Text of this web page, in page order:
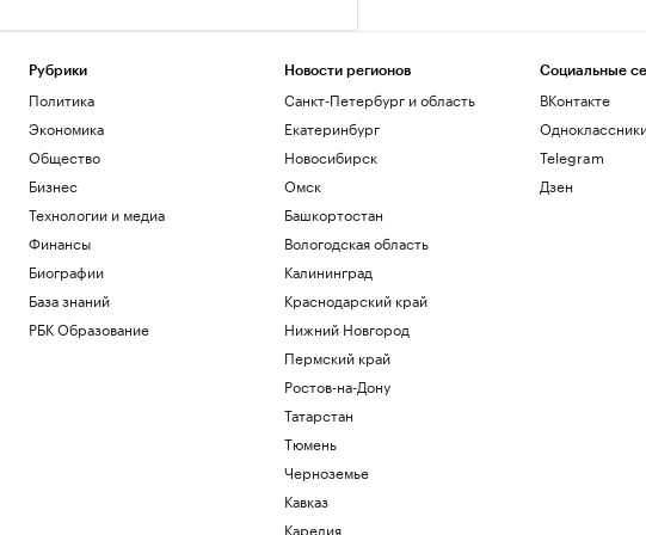
Рубрики
Политика
Экономика
Общество
Бизнес
Технологии и медиа
Финансы
Биографии
База знаний
РБК Образование
Новости регионов
Санкт-Петербург и область
Екатеринбург
Новосибирск
Омск
Башкортостан
Вологодская область
Калининград
Краснодарский край
Нижний Новгород
Пермский край
Ростов-на-Дону
Татарстан
Тюмень
Черноземье
Кавказ
Карелия
Социальные
ВКонтакте
Telegram
Дзен